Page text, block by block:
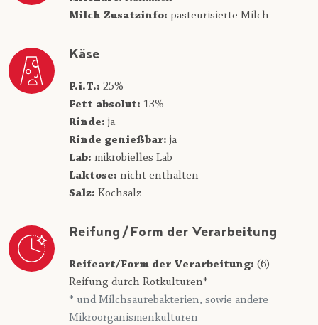
Milch Zusatzinfo: pasteurisierte Milch
Käse
F.i.T.: 25%
Fett absolut: 13%
Rinde: ja
Rinde genießbar: ja
Lab: mikrobielles Lab
Laktose: nicht enthalten
Salz: Kochsalz
Reifung/Form der Verarbeitung
Reifeart/Form der Verarbeitung: (6)
Reifung durch Rotkulturen*
* und Milchsäurebakterien, sowie andere
Mikroorganismenkulturen